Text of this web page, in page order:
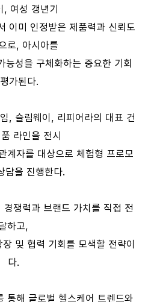
, 여성 갱년기
이미 인정받은 제품력과 신뢰도
로, 아시아를
능성을 구체화하는 중요한 기회
가된다.
, 슬림웨이, 리피어라의 대표 건
라인을 전시
계자를 대상으로 체험형 프로모
담을 진행한다.
쟁력과 브랜드 가치를 직접 전
하고,
및 협력 기회를 모색할 전략이
다.
통해 글로벌 헬스케어 트렌드와